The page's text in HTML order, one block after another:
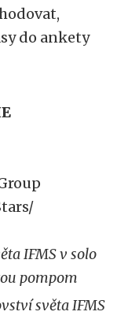
do ankety
IFMS v solo
pompom
světa IFMS